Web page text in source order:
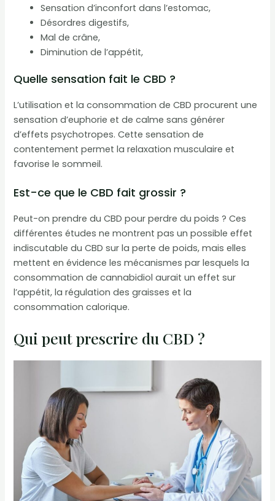
Sensation d’inconfort dans l’estomac,
Désordres digestifs,
Mal de crâne,
Diminution de l’appétit,
Quelle sensation fait le CBD ?
L’utilisation et la consommation de CBD procurent une
sensation d’euphorie et de calme sans générer
d’effets psychotropes. Cette sensation de
contentement permet la relaxation musculaire et
favorise le sommeil.
Est-ce que le CBD fait grossir ?
Peut-on prendre du CBD pour perdre du poids ? Ces
différentes études ne montrent pas un possible effet
indiscutable du CBD sur la perte de poids, mais elles
mettent en évidence les mécanismes par lesquels la
consommation de cannabidiol aurait un effet sur
l’appétit, la régulation des graisses et la
consommation calorique.
Qui peut prescrire du CBD ?